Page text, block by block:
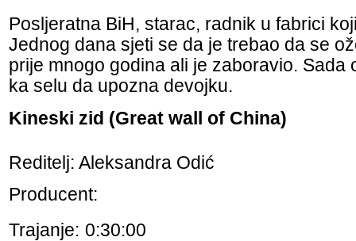
Posljeratna BiH, starac, radnik u fabrici
Jednog dana sjeti se da je trebao da se
prije mnogo godina ali je zaboravio. Sada
ka selu da upozna devojku.
Kineski zid (Great wall of China)
Reditelj: Aleksandra Odić
Producent:
Trajanje: 0:30:00